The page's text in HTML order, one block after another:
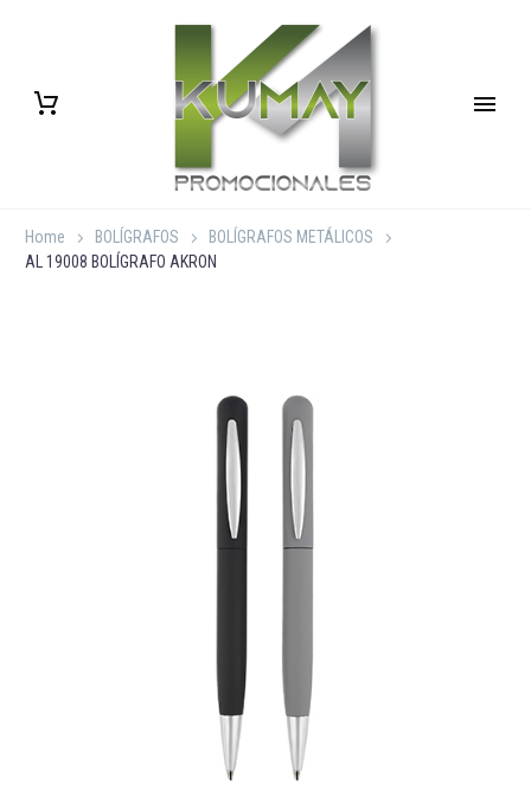
Home BOLÍGRAFOS
BOLÍGRAFOS METÁLICOS
AL 19008 BOLÍGRAFO AKRON